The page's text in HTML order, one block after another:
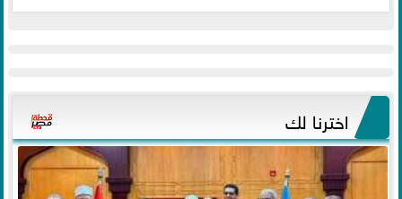
اخترنا لك